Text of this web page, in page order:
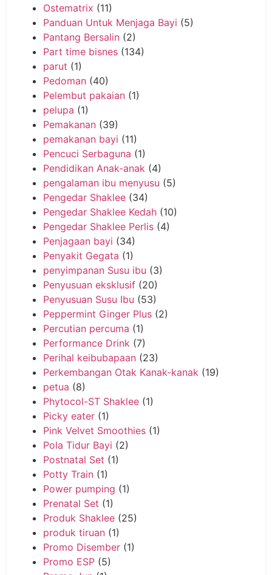
Ostematrix (11)
Panduan Untuk Menjaga Bayi (5)
Pantang Bersalin (2)
Part time bisnes (134)
parut (1)
Pedoman (40)
Pelembut pakaian (1)
pelupa (1)
Pemakanan (39)
pemakanan bayi (11)
Pencuci Serbaguna (1)
Pendidikan Anak-anak (4)
pengalaman ibu menyusu (5)
Pengedar Shaklee (34)
Pengedar Shaklee Kedah (10)
Pengedar Shaklee Perlis (4)
Penjagaan bayi (34)
Penyakit Gegata (1)
penyimpanan Susu ibu (3)
Penyusuan eksklusif (20)
Penyusuan Susu Ibu (53)
Peppermint Ginger Plus (2)
Percutian percuma (1)
Performance Drink (7)
Perihal keibubapaan (23)
Perkembangan Otak Kanak-kanak (19)
petua (8)
Phytocol-ST Shaklee (1)
Picky eater (1)
Pink Velvet Smoothies (1)
Pola Tidur Bayi (2)
Postnatal Set (1)
Potty Train (1)
Power pumping (1)
Prenatal Set (1)
Produk Shaklee (25)
produk tiruan (1)
Promo Disember (1)
Promo ESP (5)